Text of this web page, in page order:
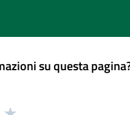
su questa